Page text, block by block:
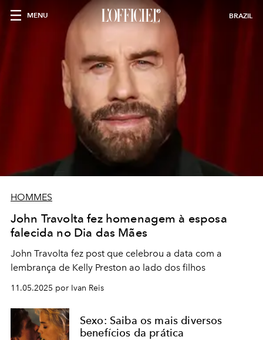
MENU BRAZIL
HOMMES
John Travolta fez homenagem à esposa
falecida no Dia das Mães
John Travolta fez post que celebrou a data com a
lembrança de Kelly Preston ao lado dos filhos
11.05.2025 por Ivan Reis
Sexo: Saiba os mais diversos
benefícios da prática